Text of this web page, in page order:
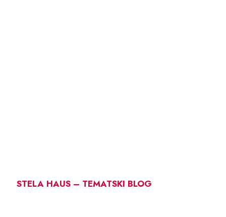
STELA HAUS – TEMATSKI BLOG